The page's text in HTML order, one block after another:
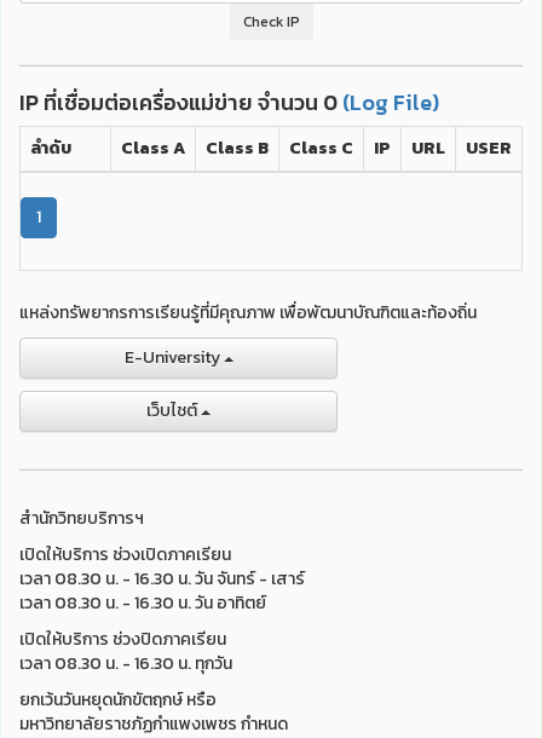
Check IP
IP ที่เชื่อมต่อเครื่องแม่ข่าย จำนวน 0(Log File)
ลำดับ Class A Class B Class C IP URL USER
1
แหล่งทรัพยากรการเรียนรู้ที่มีคุณภาพ เพื่อพัฒนาบัณฑิตและท้องถิ่น
E-University
เว็บไชต์
สำนักวิทยบริการฯ
เปิดให้บริการ ช่วงเปิดภาคเรียน
เวลา 08.30 น. - 16.30 น. วัน จันทร์ - เสาร์
เวลา 08.30 น. - 16.30 น. วัน อาทิตย์
เปิดให้บริการ ช่วงปิดภาคเรียน
เวลา 08.30 น. - 16.30 น. ทุกวัน
ยกเว้นวันหยุดนักขัตฤกษ์ หรือ
มหาวิทยาลัยราชภัฏกำแพงเพชร กำหนด